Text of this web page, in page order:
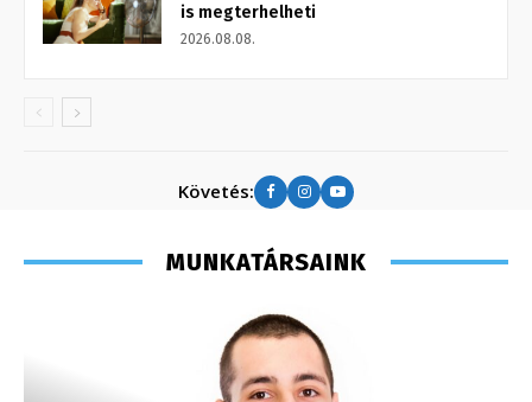
is megterhelheti
2026.08.08.
Követés:
MUNKATÁRSAINK